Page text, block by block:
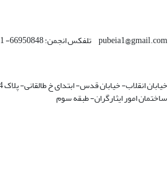
pubeia1@gmail.com تلفکس انجمن: 66950848- 021
ساختمان امور ایثارگران- طبقه سوم